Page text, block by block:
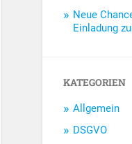
Neue
Einladung
KATEGORIEN
Allgemein
DSGVO